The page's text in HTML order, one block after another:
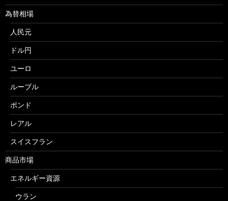
為替相場
人民元
ドル円
ユーロ
ルーブル
ポンド
レアル
スイスフラン
商品市場
エネルギー資源
ウラン